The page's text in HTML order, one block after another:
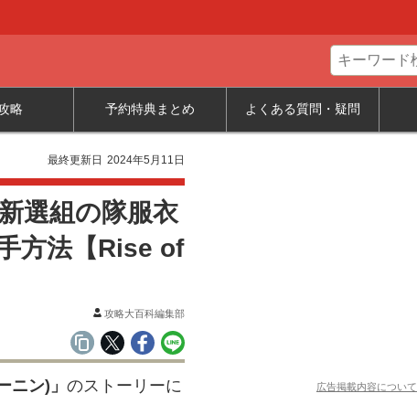
略 予約特典まとめ よくある質問・疑問
最終更新日 2024年5月11日
選組の隊服衣
方法【Rise of
攻略大百科編集部
ニン) 」 のストーリーに
広告掲載内容について